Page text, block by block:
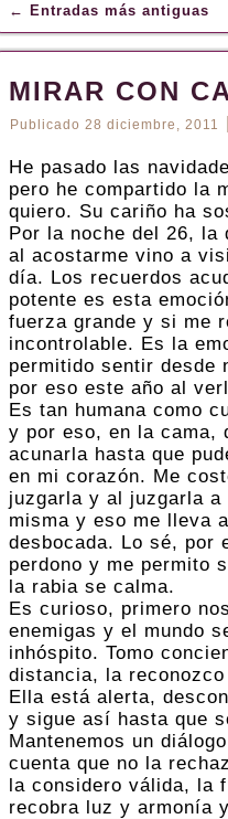
ESPAÑA
← Entradas más antiguas
MIRAR CON
Publicado 28 diciembre, 2011
He pasado las
pero he compartido la
quiero. Su cariño ha
Por la noche del 26, la
al acostarme vino a
día. Los recuerdos
potente es esta
fuerza grande y si me
incontrolable. Es la
permitido sentir desde
por eso este año al
Es tan humana como
y por eso, en la cama,
acunarla hasta que
en mi corazón. Me
juzgarla y al juzgarla
misma y eso me lleva
desbocada. Lo sé, por
perdono y me permito
la rabia se calma.
Es curioso, primero
enemigas y el mundo
inhóspito. Tomo
distancia, la
Ella está alerta,
y sigue así hasta que
Mantenemos un
cuenta que no la
la considero válida, la
recobra luz y armonía